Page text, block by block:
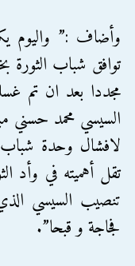
وأضاف :” واليوم
توافق شباب الثورة
مجددا بعد ان تم
السيسي محمد حسني
لافشال وحدة شباب
تقل أهميته في وأد
تنصيب السيسي
فجاجة و قبحا”.